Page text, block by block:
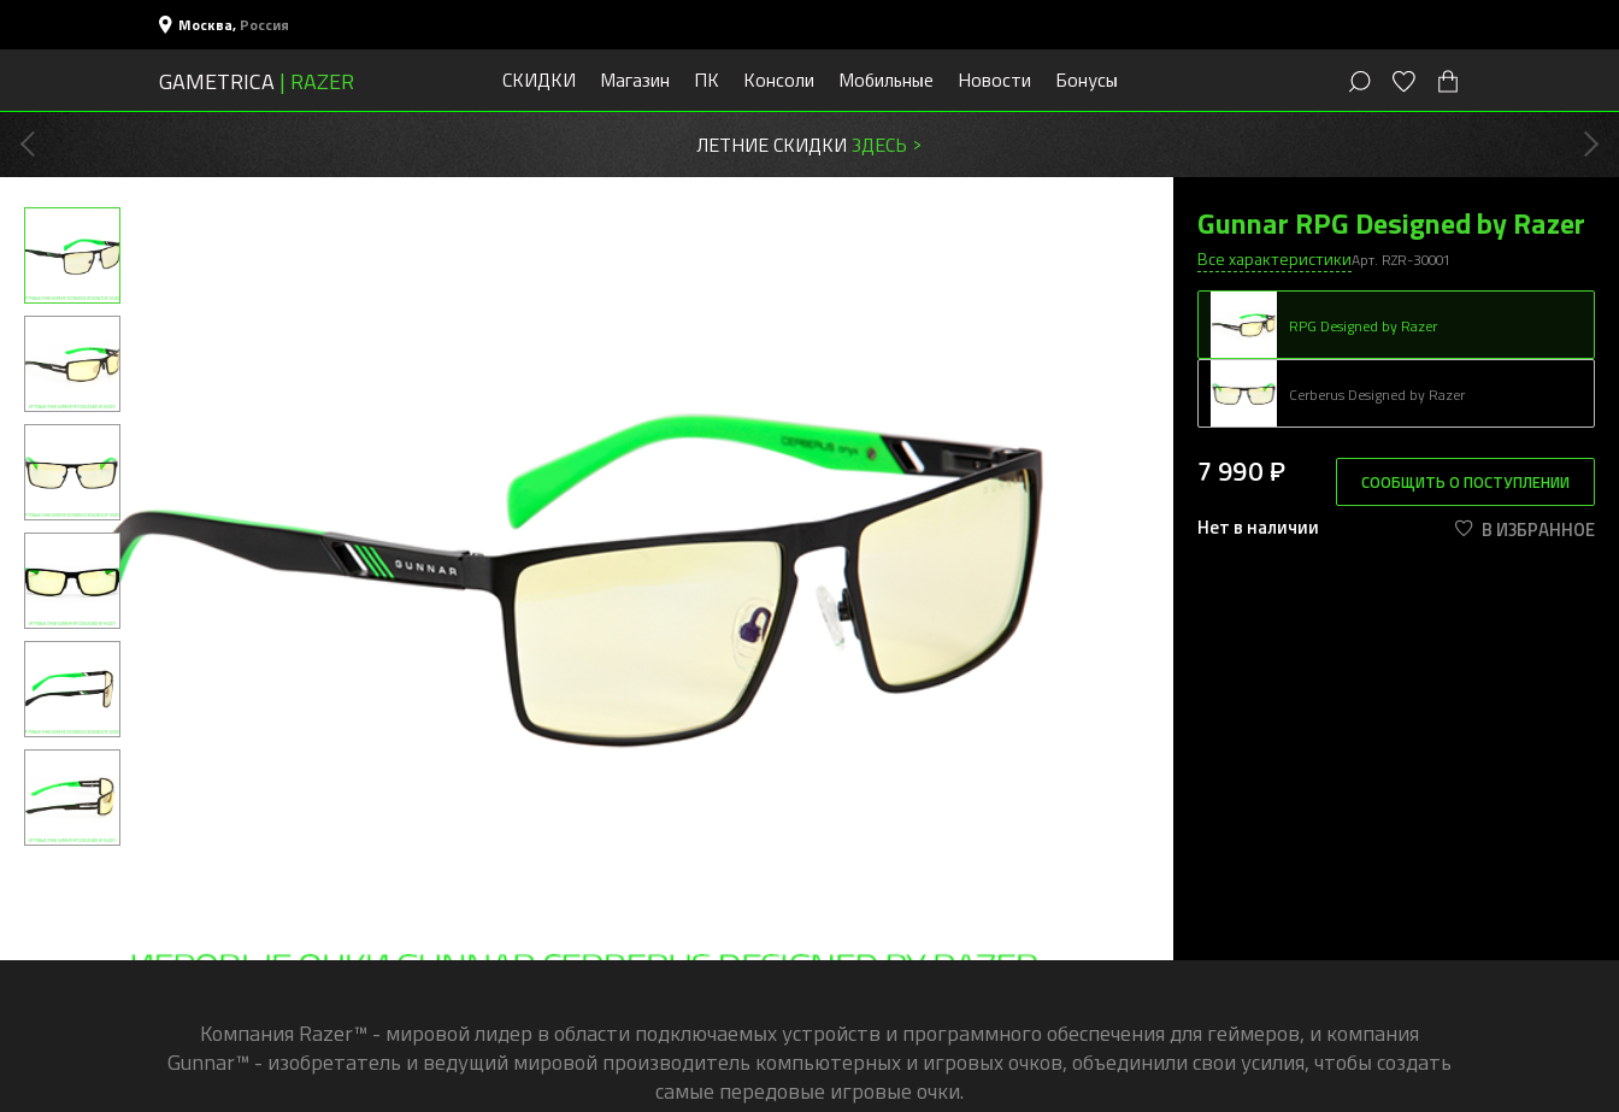
Москва, Россия
GAMETRICA | RAZER СКИДКИ Магазин ПК Консоли Мобильные Новости Бонусы
Gunnar RPG Designed by Razer
Все характеристикиАрт. RZR-30001
RPG Designed by Razer
Cerberus Designed by Razer
7 990 ₽
Нет в наличии
СООБЩИТЬ О ПОСТУПЛЕНИИ
В ИЗБРАННОЕ
Компания Razer™ - мировой лидер в области подключаемых устройств и программного обеспечения для геймеров, и компания
Gunnar™ - изобретатель и ведущий мировой производитель компьютерных и игровых очков, объединили свои усилия, чтобы создать
самые передовые игровые очки.